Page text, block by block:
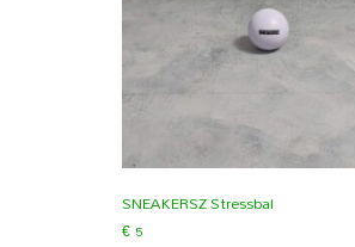
SNEAKERSZ Stressbal
€ 5